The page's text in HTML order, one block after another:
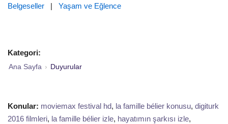
Belgeseller | Yaşam ve Eğlence
Kategori:
Ana Sayfa › Duyurular
Konular: moviemax festival hd, la famille bélier konusu, digiturk
2016 filmleri, la famille bélier izle, hayatımın şarkısı izle,